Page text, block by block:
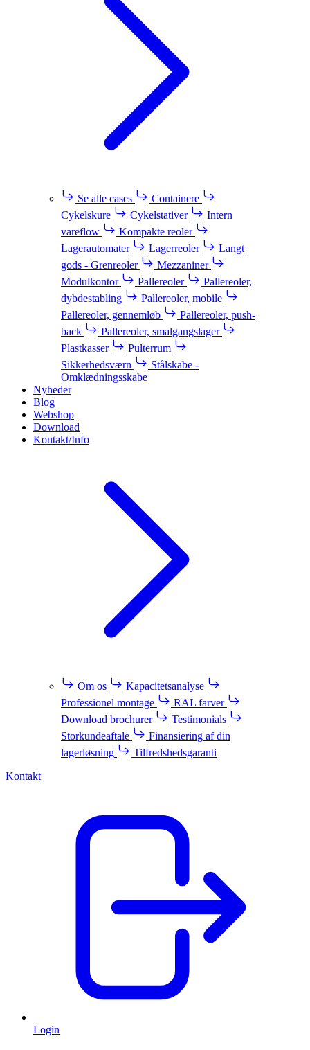
Se alle cases
Containere
Cykelskure
Cykelstativer
Intern
vareflow
Kompakte reoler
Lagerautomater
Lagerreoler
Langt
gods - Grenreoler
Mezzaniner
Modulkontor
Pallereoler
Pallereoler,
dybdestabling
Pallereoler, mobile
Pallereoler, gennemløb
Pallereoler, push-
back
Pallereoler, smalgangslager
Plastkasser
Pulterrum
Sikkerhedsværn
Stålskabe -
Omklædningsskabe
Nyheder
Blog
Webshop
Download
Kontakt/Info
Om os
Kapacitetsanalyse
Professionel montage
RAL farver
Download brochurer
Testimonials
Storkundeaftale
Finansiering af din
lagerløsning
Tilfredshedsgaranti
Kontakt
Login